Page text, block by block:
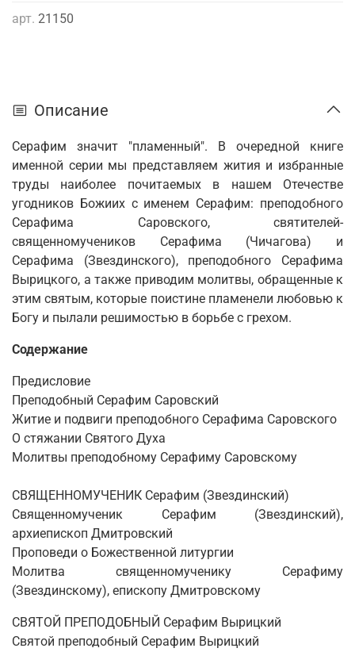
арт. 21150
Описание
Серафим значит "пламенный". В очередной книге
именной серии мы представляем жития и избранные
труды наиболее почитаемых в нашем Отечестве
угодников Божиих с именем Серафим: преподобного
Серафима Саровского, святителей-
священномучеников Серафима (Чичагова) и
Серафима (Звездинского), преподобного Серафима
Вырицкого, а также приводим молитвы, обращенные к
этим святым, которые поистине пламенели любовью к
Богу и пылали решимостью в борьбе с грехом.
Содержание
Предисловие
Преподобный Серафим Саровский
Житие и подвиги преподобного Серафима Саровского
О стяжании Святого Духа
Молитвы преподобному Серафиму Саровскому
СВЯЩЕННОМУЧЕНИК Серафим (Звездинский)
Священномученик Серафим (Звездинский),
архиепископ Дмитровский
Проповеди о Божественной литургии
Молитва священномученику Серафиму
(Звездинскому), епископу Дмитровскому
СВЯТОЙ ПРЕПОДОБНЫЙ Серафим Вырицкий
Святой преподобный Серафим Вырицкий